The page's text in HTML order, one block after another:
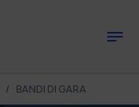
BANDI DI GARA